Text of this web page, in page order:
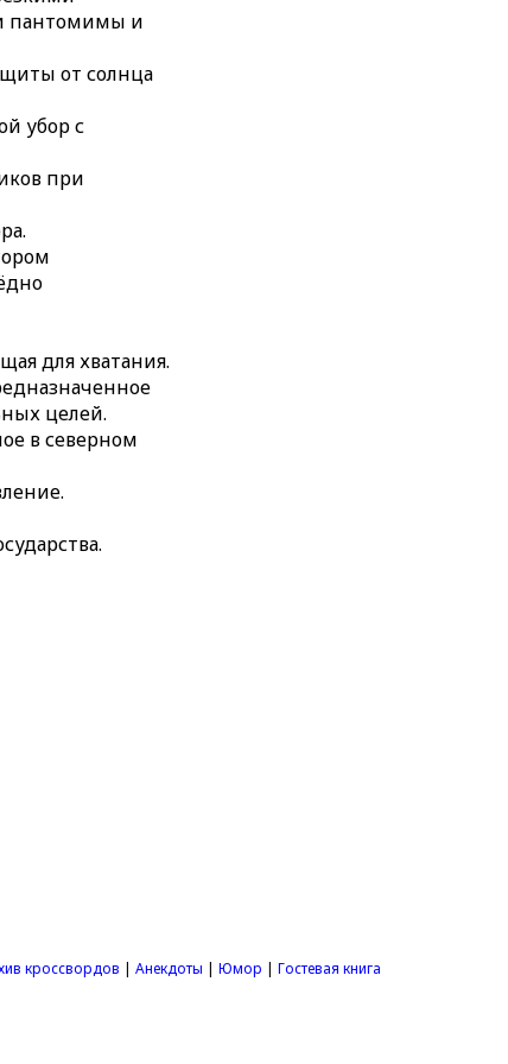
в северном
государства.
пантомимы и
от солнца
убор с
при
для хватания.
целей.
в северном
кроссвордов |Анекдоты |Юмор |Гостевая книга